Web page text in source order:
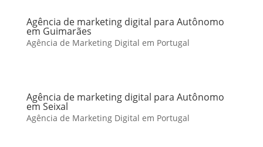
Agência de marketing digital para Autônomo
em Guimarães
Agência de Marketing Digital em Portugal
Agência de marketing digital para Autônomo
em Seixal
Agência de Marketing Digital em Portugal